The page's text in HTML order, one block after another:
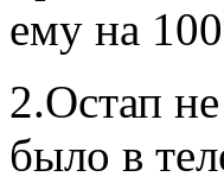
ему на
2.Остап
было в